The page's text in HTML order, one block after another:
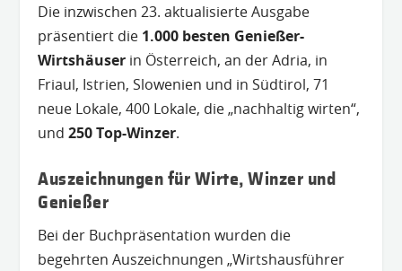
Die inzwischen 23. aktualisierte Ausgabe
präsentiert die 1.000 besten Genießer-
Wirtshäuser in Österreich, an der Adria, in
Friaul, Istrien, Slowenien und in Südtirol, 71
neue Lokale, 400 Lokale, die „nachhaltig wirten“,
und250 Top-Winzer.
Auszeichnungen für Wirte, Winzer und
Genießer
Bei der Buchpräsentation wurden die
begehrten Auszeichnungen „Wirtshausführer